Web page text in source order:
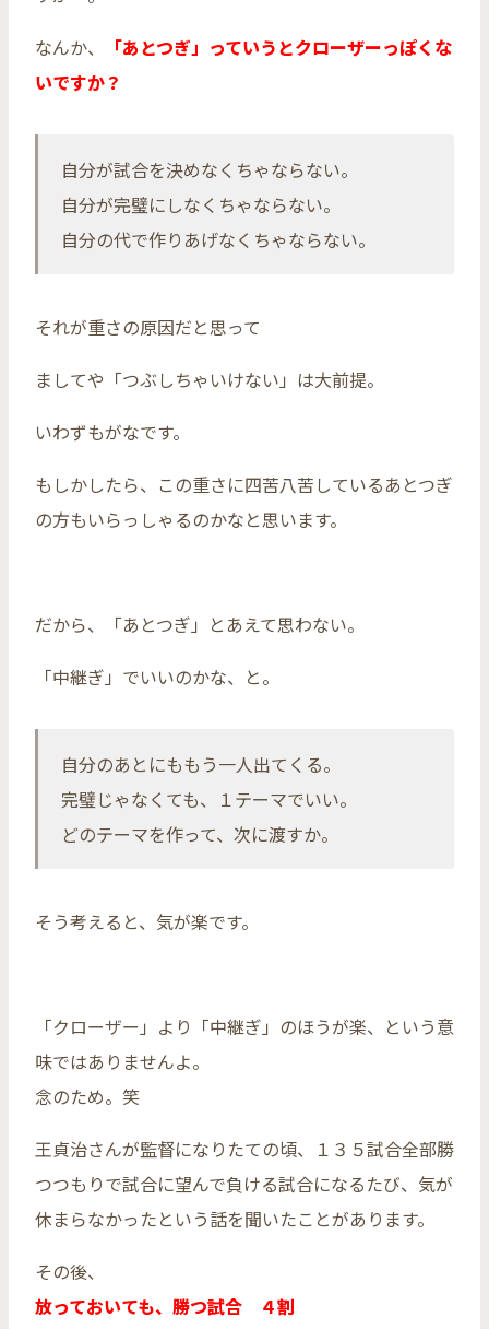
なんか、
「あとつぎ」っていうとクローザーっぽくな
いですか？
自分が試合を決めなくちゃならない。
自分が完璧にしなくちゃならない。
自分の代で作りあげなくちゃならない。
それが重さの原因だと思って
ましてや「つぶしちゃいけない」は大前提。
いわずもがなです。
もしかしたら、この重さに四苦八苦しているあとつぎ
の方もいらっしゃるのかなと思います。
だから、「あとつぎ」とあえて思わない。
「中継ぎ」でいいのかな、と。
自分のあとにももう一人出てくる。
完璧じゃなくても、１テーマでいい。
どのテーマを作って、次に渡すか。
そう考えると、気が楽です。
「クローザー」より「中継ぎ」のほうが楽、という意
味ではありませんよ。
念のため。笑
王貞治さんが監督になりたての頃、１３５試合全部勝
つつもりで試合に望んで負ける試合になるたび、気が
休まらなかったという話を聞いたことがあります。
その後、
放っておいても、勝つ試合 ４割